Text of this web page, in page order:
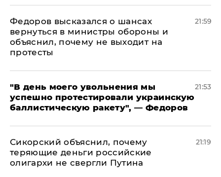
Федоров высказался о шансах
вернуться в министры обороны и
объяснил, почему не выходит на
протесты
21:59
​"В день моего увольнения мы
успешно протестировали украинскую
баллистическую ракету", — Федоров
21:53
Сикорский объяснил, почему
теряющие деньги российские
олигархи не свергли Путина
21:19